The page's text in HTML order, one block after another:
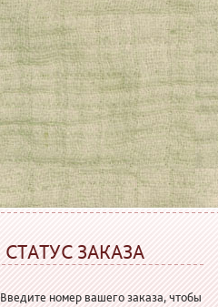
СТАТУС ЗАКАЗА
Введите номер вашего заказа, чтобы